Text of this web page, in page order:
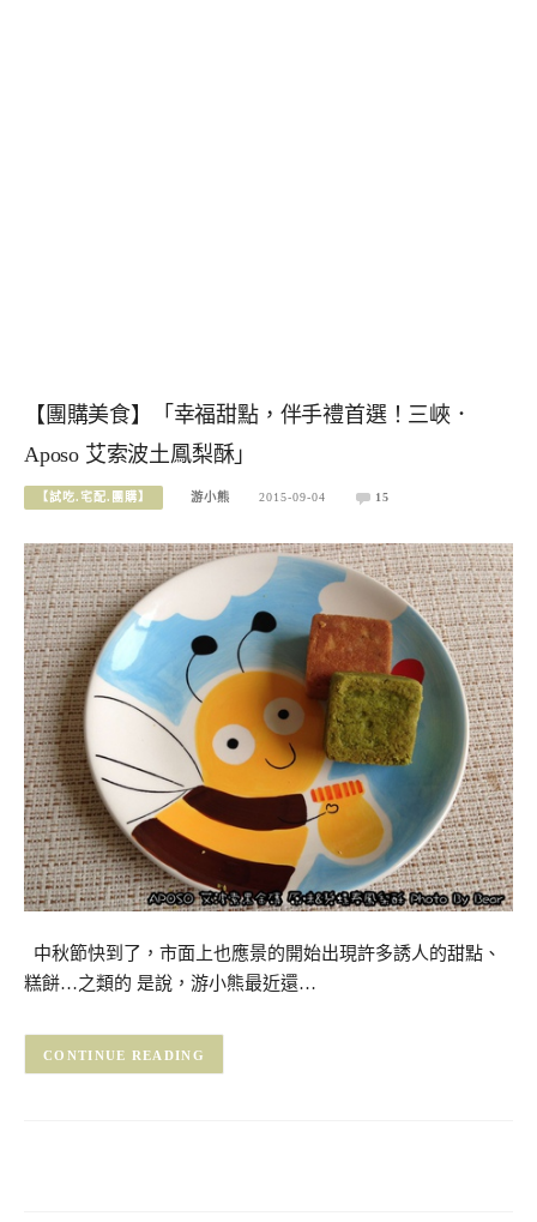
【團購美食】「幸福甜點，伴手禮首選！三峽．
Aposo 艾索波土鳳梨酥」
【試吃.宅配.團購】 游小熊 2015-09-04 15
中秋節快到了，市面上也應景的開始出現許多誘人的甜點、
糕餅…之類的 是說，游小熊最近還…
CONTINUE READING